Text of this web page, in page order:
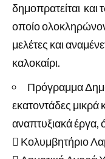
δημοπρατείται και
οποίο
μελέτες και
καλοκαίρι.
Πρόγραμμα
εκατοντάδες μικρά
αναπτυξιακά
 Κολυμβητήριο